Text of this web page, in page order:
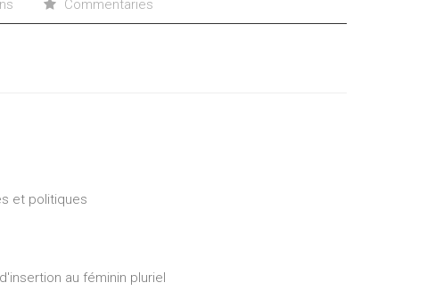
Commentaries
et politiques
au féminin pluriel